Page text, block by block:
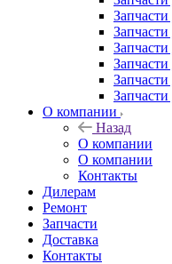
О компании
Назад
О компании
О компании
Контакты
Дилерам
Ремонт
Запчасти
Доставка
Контакты